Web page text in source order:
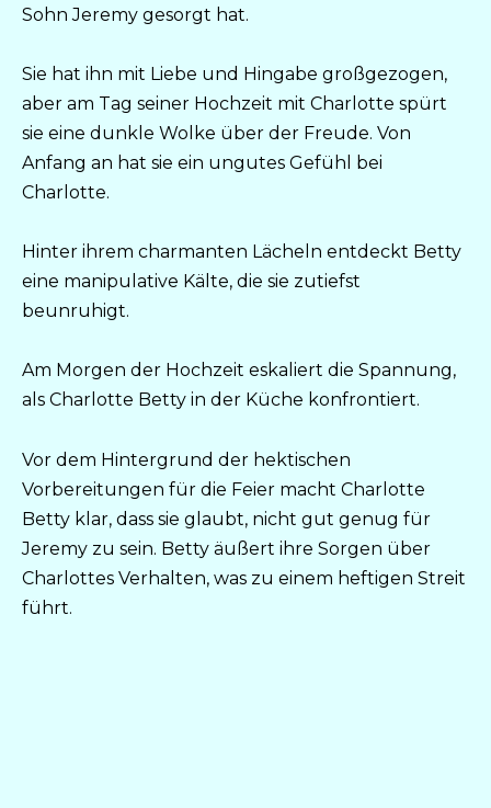
Sohn Jeremy gesorgt hat.
Sie hat ihn mit Liebe und Hingabe großgezogen,
aber am Tag seiner Hochzeit mit Charlotte spürt
sie eine dunkle Wolke über der Freude. Von
Anfang an hat sie ein ungutes Gefühl bei
Charlotte.
Hinter ihrem charmanten Lächeln entdeckt Betty
eine manipulative Kälte, die sie zutiefst
beunruhigt.
Am Morgen der Hochzeit eskaliert die Spannung,
als Charlotte Betty in der Küche konfrontiert.
Vor dem Hintergrund der hektischen
Vorbereitungen für die Feier macht Charlotte
Betty klar, dass sie glaubt, nicht gut genug für
Jeremy zu sein. Betty äußert ihre Sorgen über
Charlottes Verhalten, was zu einem heftigen Streit
führt.